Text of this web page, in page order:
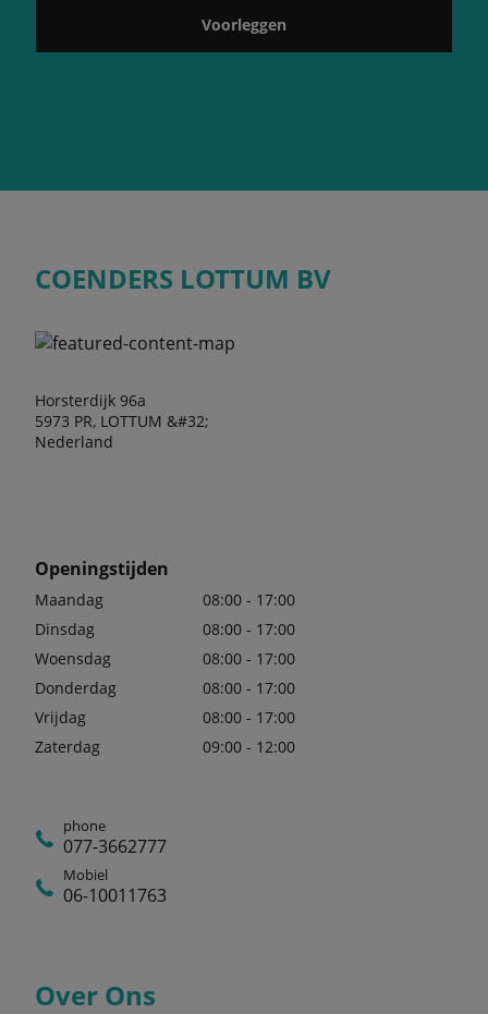
Voorleggen
COENDERS LOTTUM BV
Horsterdijk 96a
5973 PR, LOTTUM &#32;
Nederland
Openingstijden
Maandag
08:00 - 17:00
Dinsdag
08:00 - 17:00
Woensdag
08:00 - 17:00
Donderdag
08:00 - 17:00
Vrijdag
08:00 - 17:00
Zaterdag
09:00 - 12:00
phone
077-3662777
Mobiel
06-10011763
Over Ons